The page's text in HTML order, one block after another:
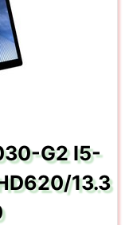
G2 I5-
13.3